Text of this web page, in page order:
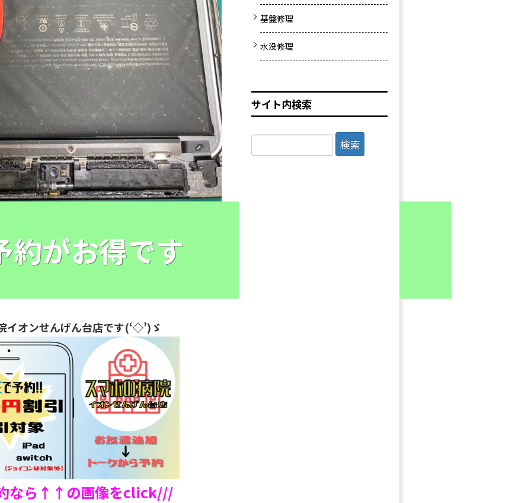
約がお得です
イオンせんげん台店です(‘◇’)ゞ
なら↑↑の画像をclick///
基盤修理
水没修理
サイト内検索
検
索: